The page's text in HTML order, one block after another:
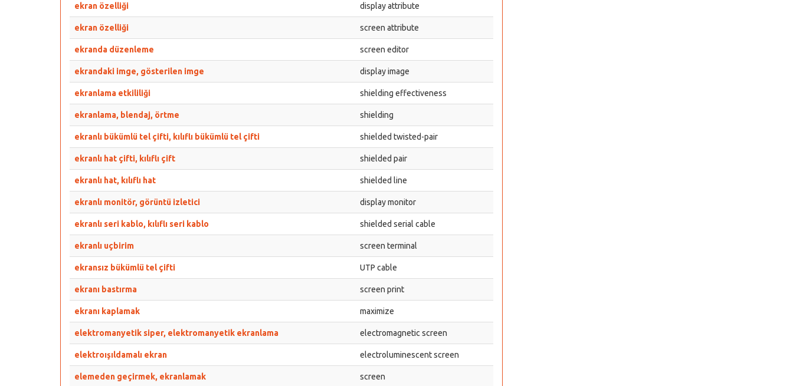
ekran özelliği display attribute
ekran özelliği screen attribute
ekranda düzenleme screen editor
ekrandaki imge, gösterilen imge display image
ekranlama etkililiği shielding effectiveness
ekranlama, blendaj, örtme shielding
ekranlı bükümlü tel çifti, kılıflı bükümlü tel çifti shielded twisted-pair
ekranlı hat çifti, kılıflı çift shielded pair
ekranlı hat, kılıflı hat shielded line
ekranlı monitör, görüntü izletici display monitor
ekranlı seri kablo, kılıflı seri kablo shielded serial cable
ekranlı uçbirim screen terminal
ekransız bükümlü tel çifti UTP cable
ekranı bastırma screen print
ekranı kaplamak maximize
elektromanyetik siper, elektromanyetik ekranlama electromagnetic screen
elektroışıldamalı ekran electroluminescent screen
elemeden geçirmek, ekranlamak screen